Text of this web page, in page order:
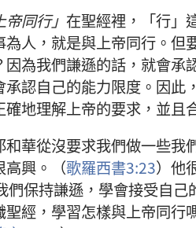
帝同行」 在聖經裡 ，「行」
為人 ， 就是與上帝同行 。 但
因為我們謙遜的話 ， 就會承
承認自己的能力限度 。 因此
確地理解上帝的要求 ， 並且
和華從沒要求我們做一些我
高興 。（歌羅西書3:23） 他
們保持謙遜 ， 學會接受自己
聖經 ， 學習怎樣與上帝同行